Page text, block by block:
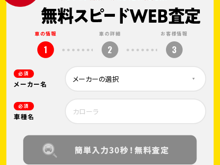
車の情報
1
車の詳細
2
お客様情報
3
必須
メーカー名
必須
車種名